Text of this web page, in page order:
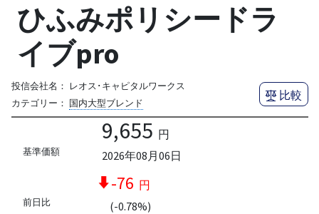
ひふみポリシードラ
イブpro
投信会社名： レオス･キャピタルワークス
カテゴリー： 国内大型ブレンド
比較
基準価額
9,655 円
2026年08月06日
前日比
-76 円
(-0.78%)